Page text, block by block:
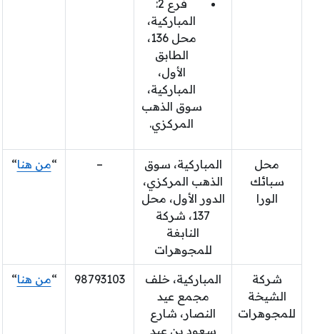
فرع 2:
المباركية،
محل 136،
الطابق
الأول،
المباركية،
سوق الذهب
المركزي.
محل
سبائك
الورا
المباركية، سوق
الذهب المركزي،
الدور الأول، محل
137، شركة
النابغة
للمجوهرات
–
“من هنا“
شركة
الشيخة
للمجوهرات
المباركية، خلف
مجمع عيد
النصار، شارع
سعود بن عبد
98793103
“من هنا“